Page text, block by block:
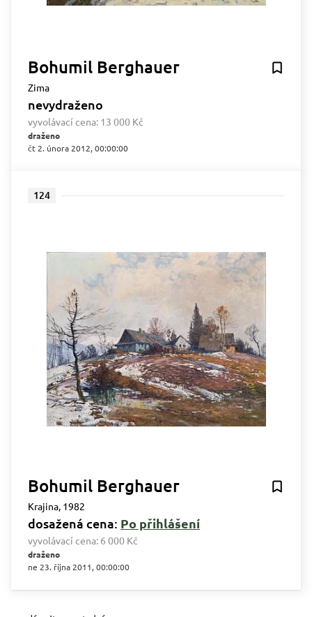
Bohumil Berghauer
Zima
nevydraženo
vyvolávací cena: 13 000 Kč
draženo
čt 2. února 2012, 00:00:00
124
Bohumil Berghauer
Krajina, 1982
dosažená cena: Po přihlášení
vyvolávací cena: 6 000 Kč
draženo
ne 23. října 2011, 00:00:00